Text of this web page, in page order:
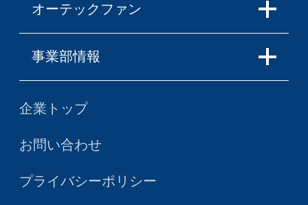
オーテックファン
事業部情報
企業トップ
お問い合わせ
プライバシーポリシー